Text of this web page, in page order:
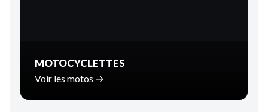
MOTOCYCLETTES
Voir les motos →